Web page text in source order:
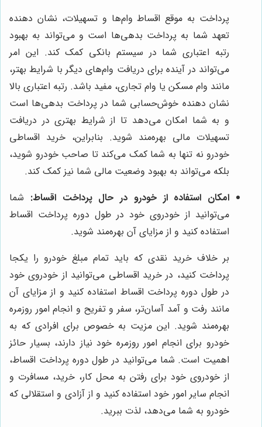
پرداخت به موقع اقساط وام‌ها و تسهیلات، نشان دهنده
تعهد شما به پرداخت بدهی‌ها است و می‌تواند به بهبود
رتبه اعتباری شما در سیستم بانکی کمک کند. این امر
می‌تواند در آینده برای دریافت وام‌های دیگر با شرایط بهتر،
مانند وام مسکن یا وام تجاری، مفید باشد. رتبه اعتباری بالا
نشان دهنده خوش‌حسابی شما در پرداخت بدهی‌ها است
و به شما امکان می‌دهد تا از شرایط بهتری در دریافت
تسهیلات مالی بهره‌مند شوید. بنابراین، خرید اقساطی
خودرو نه تنها به شما کمک می‌کند تا صاحب خودرو شوید،
بلکه می‌تواند به بهبود وضعیت مالی شما نیز کمک کند.
امکان استفاده از خودرو در حال پرداخت اقساط: شما
می‌توانید از خودروی خود در طول دوره پرداخت اقساط
استفاده کنید و از مزایای آن بهره‌مند شوید.
بر خلاف خرید نقدی که باید تمام مبلغ خودرو را یکجا
پرداخت کنید، در خرید اقساطی می‌توانید از خودروی خود
در طول دوره پرداخت اقساط استفاده کنید و از مزایای آن
مانند رفت و آمد آسان‌تر، سفر و تفریح و انجام امور روزمره
بهره‌مند شوید. این مزیت به خصوص برای افرادی که به
خودرو برای انجام امور روزمره خود نیاز دارند، بسیار حائز
اهمیت است. شما می‌توانید در طول دوره پرداخت اقساط،
از خودروی خود برای رفتن به محل کار، خرید، مسافرت و
انجام سایر امور خود استفاده کنید و از آزادی و استقلالی که
خودرو به شما می‌دهد، لذت ببرید.